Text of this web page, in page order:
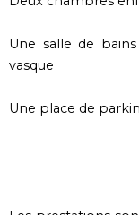
Une salle de
vasque
Une place de